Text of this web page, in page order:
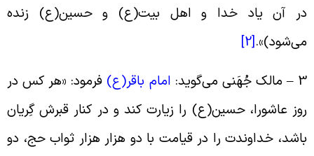
آن یاد خدا و اهل بیت(ع) و حسین(ع) زنده
)».
[2]
مالک جُهَنى می‌گوید:امام باقر(ع) فرمود: «هر کس در
عاشورا، حسین(ع) را زیارت کند و در کنار قبرش گِریان
خداوندت را در قیامت با دو هزار هزار ثواب حج، دو